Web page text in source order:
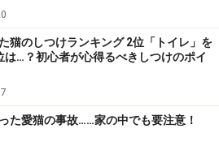
）の猫もいます。肥満が身体的
るのは、成長期以降の中年にか
一度動物病院でレントゲンやエ
うとよいでしょう。
猫のしつけランキング 2位「トイレ」を
は…？初心者が心得るべきしつけのポイ
た愛猫の事故……家の中でも要注意！